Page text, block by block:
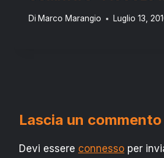
Di Marco Marangio Luglio 13,
Lascia un commento
Devi essere connesso per